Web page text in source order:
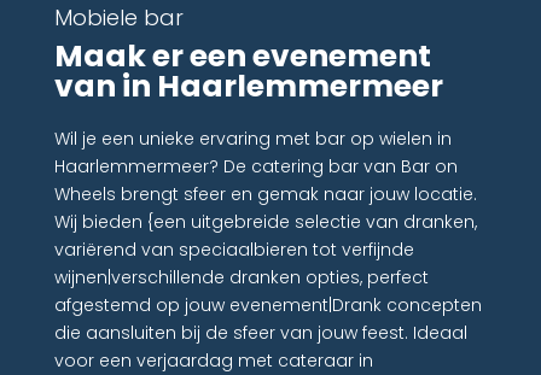
Mobiele bar
Maak er een evenement
van in Haarlemmermeer
Wil je een unieke ervaring met bar op wielen in
Haarlemmermeer? De catering bar van Bar on
Wheels brengt sfeer en gemak naar jouw locatie.
Wij bieden {een uitgebreide selectie van dranken,
variërend van speciaalbieren tot verfijnde
wijnen|verschillende dranken opties, perfect
afgestemd op jouw evenement|Drank concepten
die aansluiten bij de sfeer van jouw feest. Ideaal
voor een verjaardag met cateraar in